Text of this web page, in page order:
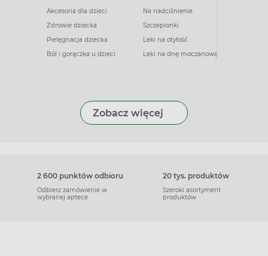
Akcesoria dla dzieci
Zdrowie dziecka
Pielęgnacja dziecka
Ból i gorączka u dzieci
Na nadciśnienie
Szczepionki
Leki na otyłość
Leki na dnę moczanową
Zobacz więcej
2 600 punktów odbioru
Odbierz zamówienie w
wybranej aptece
20 tys. produktów
Szeroki asortyment
produktów